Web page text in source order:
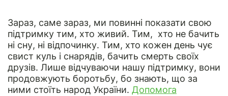
Зараз, саме зараз, ми повинні показати свою
підтримку тим, хто живий. Тим, хто не бачить
ні сну, ні відпочинку. Тим, хто кожен день чує
свист куль і снарядів, бачить смерть своїх
друзів. Лише відчуваючи нашу підтримку, вони
продовжують боротьбу, бо знають, що за
ними стоїть народ України. Допомога